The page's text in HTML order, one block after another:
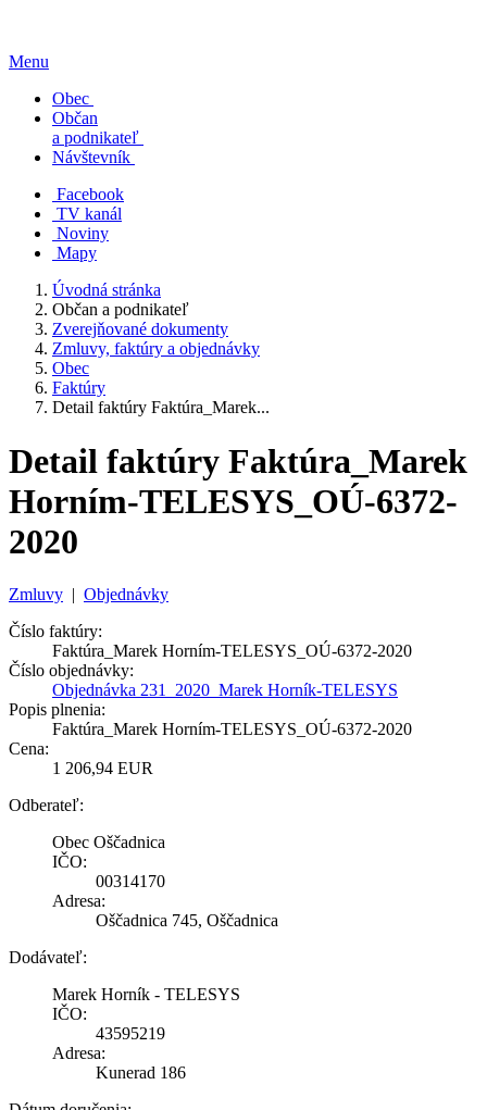
Menu
Obec
Občan
a podnikateľ
Návštevník
Facebook
TV kanál
Noviny
Mapy
Úvodná stránka
Občan a podnikateľ
Zverejňované dokumenty
Zmluvy, faktúry a objednávky
Obec
Faktúry
Detail faktúry Faktúra_Marek...
Detail faktúry Faktúra_Marek
Horním-TELESYS_OÚ-6372-
2020
Zmluvy | Objednávky
Číslo faktúry:
Faktúra_Marek Horním-TELESYS_OÚ-6372-2020
Číslo objednávky:
Objednávka 231_2020_Marek Horník-TELESYS
Popis plnenia:
Faktúra_Marek Horním-TELESYS_OÚ-6372-2020
Cena:
1 206,94 EUR
Odberateľ:
Obec Oščadnica
IČO:
00314170
Adresa:
Oščadnica 745, Oščadnica
Dodávateľ:
Marek Horník - TELESYS
IČO:
43595219
Adresa:
Kunerad 186